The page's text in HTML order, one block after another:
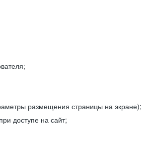
размещения страницы на экране);
доступе на сайт;